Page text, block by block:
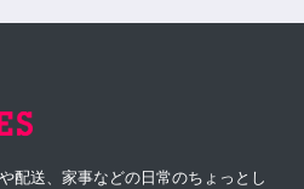
配送、家事などの日常のちょっとし